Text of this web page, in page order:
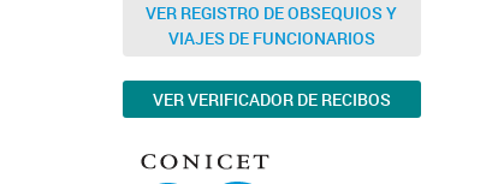
VER REGISTRO DE OBSEQUIOS Y
VIAJES DE FUNCIONARIOS
VER VERIFICADOR DE RECIBOS